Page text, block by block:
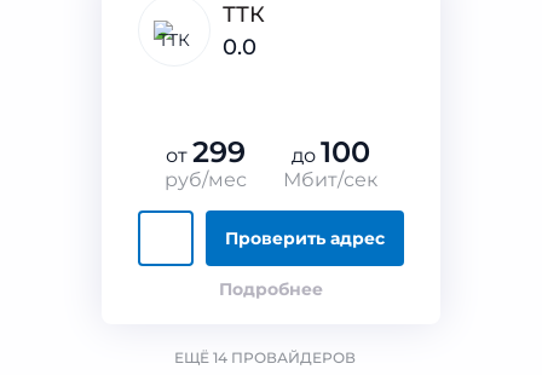
ТТК
0.0
от 299
руб/мес
до 100
Мбит/сек
Проверить адрес
Подробнее
ЕЩЁ 14 ПРОВАЙДЕРОВ